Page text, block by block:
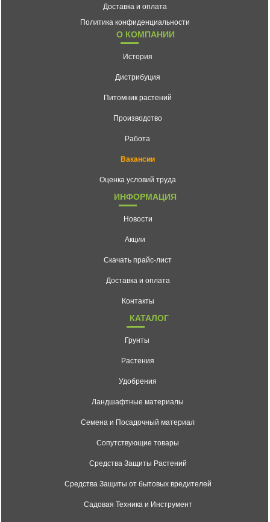
Доставка и оплата
Политика конфиденциальности
О КОМПАНИИ
История
Дистрибуция
Питомник растений
Производство
Работа
Вакансии
Оценка условий труда
ИНФОРМАЦИЯ
Новости
Акции
Скачать прайс-лист
Доставка и оплата
Контакты
КАТАЛОГ
Грунты
Растения
Удобрения
Ландшафтные материалы
Семена и Посадочный материал
Сопутствующие товары
Средства Защиты Растений
Средства Защиты от бытовых вредителей
Садовая Техника и Инструмент